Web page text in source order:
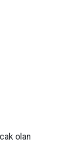
olan